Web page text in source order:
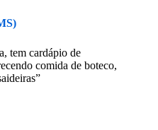
tem cardápio de
comida de boteco,